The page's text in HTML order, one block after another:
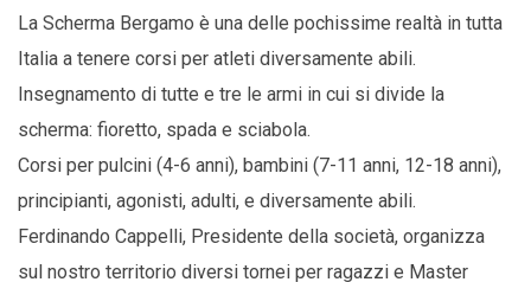
La Scherma Bergamo è una delle pochissime realtà in tutta
Italia a tenere corsi per atleti diversamente abili.
Insegnamento di tutte e tre le armi in cui si divide la
scherma: fioretto, spada e sciabola.
Corsi per pulcini (4-6 anni), bambini (7-11 anni, 12-18 anni),
principianti, agonisti, adulti, e diversamente abili.
Ferdinando Cappelli, Presidente della società, organizza
sul nostro territorio diversi tornei per ragazzi e Master